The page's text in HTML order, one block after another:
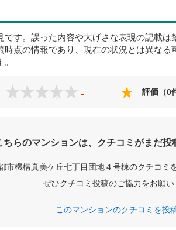
す。誤った内容や大げさな表現の記載
時点の情報であり、現在の状況とは異な
- 評価（0
ちらのマンションは、クチコミがまだ投
市機構真美ケ丘七丁目団地４号棟のクチコミ
ぜひクチコミ投稿のご協力をお願い
このマンションのクチコミを投